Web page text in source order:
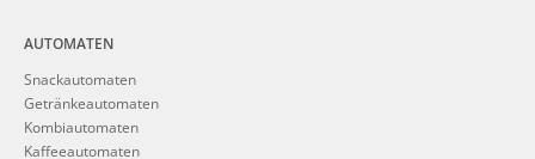
AUTOMATEN
Snackautomaten
Getränkeautomaten
Kombiautomaten
Kaffeeautomaten